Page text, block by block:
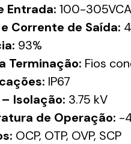
Entrada: 100-
Corrente de Saída:
93%
Terminação: Fios
IP67
Isolação: 3.75 kV
de Operação: -
OCP, OTP, OVP, SCP